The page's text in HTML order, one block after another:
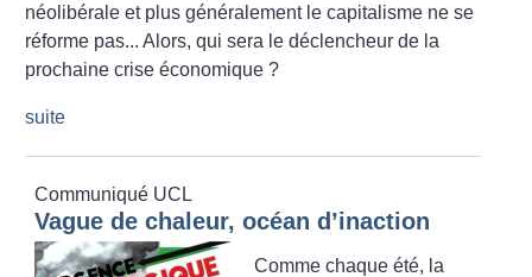
néolibérale et plus généralement le capitalisme ne se
réforme pas... Alors, qui sera le déclencheur de la
prochaine crise économique ?
suite
Communiqué UCL
Vague de chaleur, océan d’inaction
Comme chaque été, la